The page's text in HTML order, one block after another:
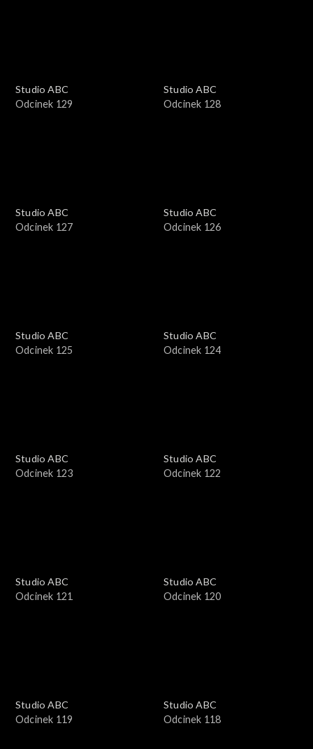
Studio ABC
Odcinek 129
Studio ABC
Odcinek 128
Studio ABC
Odcinek 127
Studio ABC
Odcinek 126
Studio ABC
Odcinek 125
Studio ABC
Odcinek 124
Studio ABC
Odcinek 123
Studio ABC
Odcinek 122
Studio ABC
Odcinek 121
Studio ABC
Odcinek 120
Studio ABC
Odcinek 119
Studio ABC
Odcinek 118